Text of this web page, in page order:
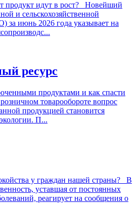
продукт идут в рост? Новейший
и сельскохозяйственной
июнь 2026 года указывает на
ресурс
продуктами и как спасти
товарообороте вопрос
продукцией становится
П...
у граждан нашей страны? В
уставшая от постоянных
реагирует на сообщения о